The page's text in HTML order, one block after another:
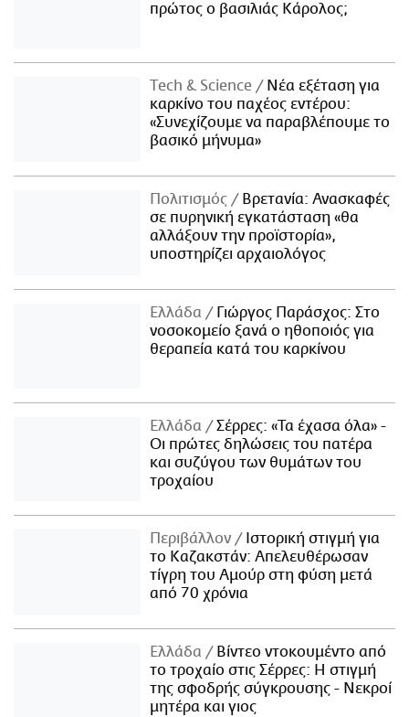
πρώτος ο βασιλιάς Κάρολος;
Τech & Science
Νέα εξέταση για
καρκίνο του παχέος εντέρου:
«Συνεχίζουμε να παραβλέπουμε το
βασικό μήνυμα»
Πολιτισμός
Βρετανία: Ανασκαφές
σε πυρηνική εγκατάσταση «θα
αλλάξουν την προϊστορία»,
υποστηρίζει αρχαιολόγος
Ελλάδα
Γιώργος Παράσχος: Στο
νοσοκομείο ξανά ο ηθοποιός για
θεραπεία κατά του καρκίνου
Ελλάδα
Σέρρες: «Τα έχασα όλα» -
Οι πρώτες δηλώσεις του πατέρα
και συζύγου των θυμάτων του
τροχαίου
Περιβάλλον
Ιστορική στιγμή για
το Καζακστάν: Απελευθέρωσαν
τίγρη του Αμούρ στη φύση μετά
από 70 χρόνια
Ελλάδα
Βίντεο ντοκουμέντο από
το τροχαίο στις Σέρρες: Η στιγμή
της σφοδρής σύγκρουσης - Νεκροί
μητέρα και γιος